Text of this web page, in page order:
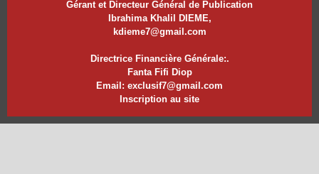
Gérant et Directeur Général de Publication
Ibrahima Khalil DIEME,
kdieme7@gmail.com
Directrice Financière Générale:.
Fanta Fifi Diop
Email: exclusif7@gmail.com
Inscription au site